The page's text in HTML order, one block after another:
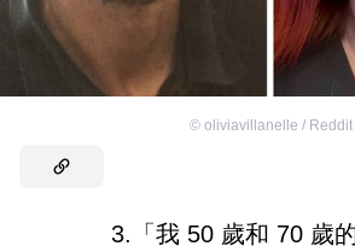
© oliviavillanelle / Reddit
3.「我 50 歲和 70 歲的